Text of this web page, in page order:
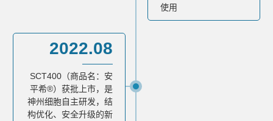
使用
2022.08
SCT400（商品名：安
平希®）获批上市，是
神州细胞自主研发，结
构优化、安全升级的新